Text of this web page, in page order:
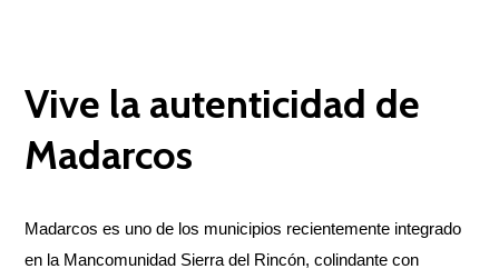
Vive la autenticidad de
Madarcos
Madarcos es uno de los municipios recientemente integrado
en la Mancomunidad Sierra del Rincón, colindante con